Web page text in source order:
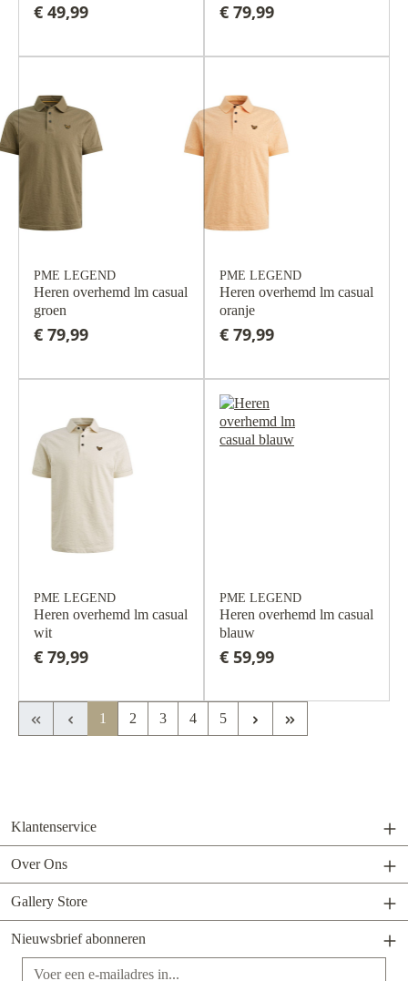
€ 49,99 € 79,99
PME LEGEND
Heren overhemd lm casual
groen
€ 79,99
PME LEGEND
Heren overhemd lm casual
oranje
€ 79,99
PME LEGEND
Heren overhemd lm casual
wit
€ 79,99
PME LEGEND
Heren overhemd lm casual
blauw
€ 59,99
Eerste paginaVorige pagina
1 2 3 4 5 Volgende pagina
Laatste pagina
Klantenservice
Over Ons
Gallery Store
Nieuwsbrief abonneren
E-mailadres*